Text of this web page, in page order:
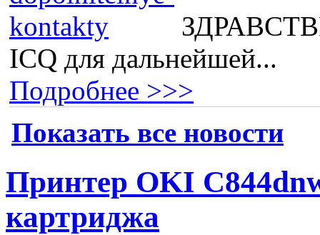
ICQ для дальнейшей...
Подробнее >>>
Показать все новости
Принтер OKI
картриджа